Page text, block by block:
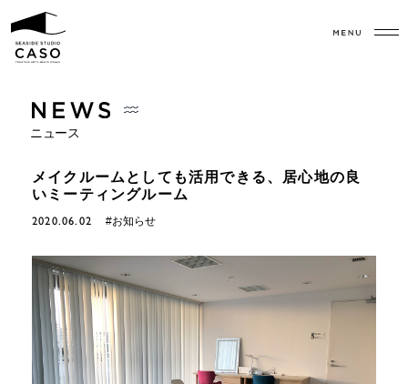
ニュース
メイクルームとしても活用できる、居心地の良
いミーティングルーム
2020.06.02 #お知らせ